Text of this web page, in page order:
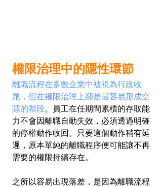
權限治理中的隱性環節
離職流程在多數企業中被視為行政收
尾，但在權限治理上卻是最容易形成空
隙的階段。員工在任期間累積的存取能
力不會因離職自動失效，必須透過明確
的停權動作收回。只要這個動作稍有延
遲，原本單純的離職程序便可能讓不再
需要的權限持續存在。
之所以容易出現落差，是因為離職流程